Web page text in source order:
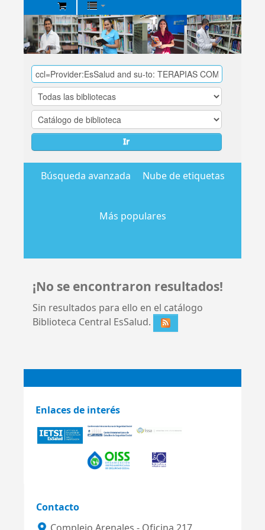
Biblioteca
Central
EsSalud
Ir
Búsqueda avanzada Nube de etiquetas
Más populares
¡No se encontraron resultados!
Sin resultados para ello en el catálogo
Biblioteca Central EsSalud.
Enlaces de interés
Contacto